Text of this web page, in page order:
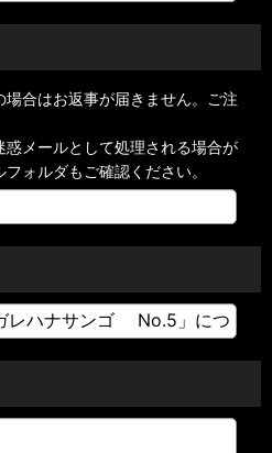
場合はお返事が届きません。ご注
惑メールとして処理される場合が
ォルダもご確認ください。